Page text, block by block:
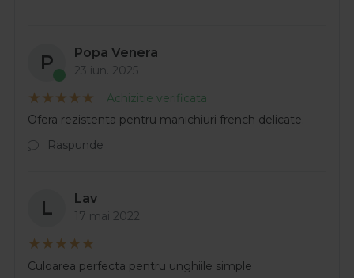
P Popa Venera
23 iun. 2025
Achizitie verificata
Ofera rezistenta pentru manichiuri french delicate.
Raspunde
L Lav
17 mai 2022
Culoarea perfecta pentru unghiile simple